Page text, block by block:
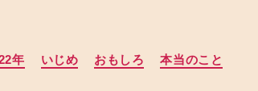
カ
テ
年 いじめ おもしろ 本当のこと